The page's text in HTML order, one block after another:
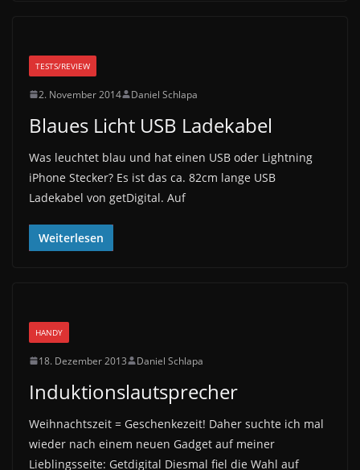
TESTS/REVIEW
2. November 2014 Daniel Schlapa
Blaues Licht USB Ladekabel
Was leuchtet blau und hat einen USB oder Lightning
iPhone Stecker? Es ist das ca. 82cm lange USB
Ladekabel von getDigital. Auf
Weiterlesen
HANDY
18. Dezember 2013 Daniel Schlapa
Induktionslautsprecher
Weihnachtszeit = Geschenkezeit! Daher suchte ich mal
wieder nach einem neuen Gadget auf meiner
Lieblingsseite: Getdigital Diesmal fiel die Wahl auf